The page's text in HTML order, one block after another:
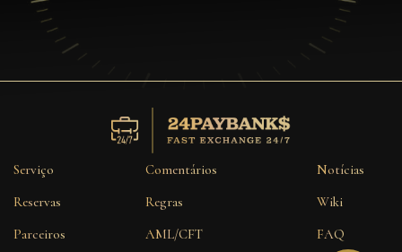
Serviço
Reservas
Parceiros
Comentários
Regras
AML/CFT
Notícias
Wiki
FAQ